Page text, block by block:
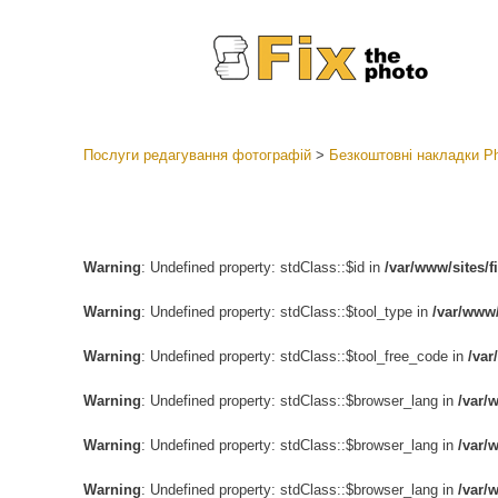
Послуги редагування фотографій> Безкоштовні накладки
Warning: Undefined property: stdClass::$id in /var/www/sites/
Warning: Undefined property: stdClass::$tool_type in /var/
Warning: Undefined property: stdClass::$tool_free_code in /
Warning: Undefined property: stdClass::$browser_lang in /var/
Warning: Undefined property: stdClass::$browser_lang in /var/
Warning: Undefined property: stdClass::$browser_lang in /var/